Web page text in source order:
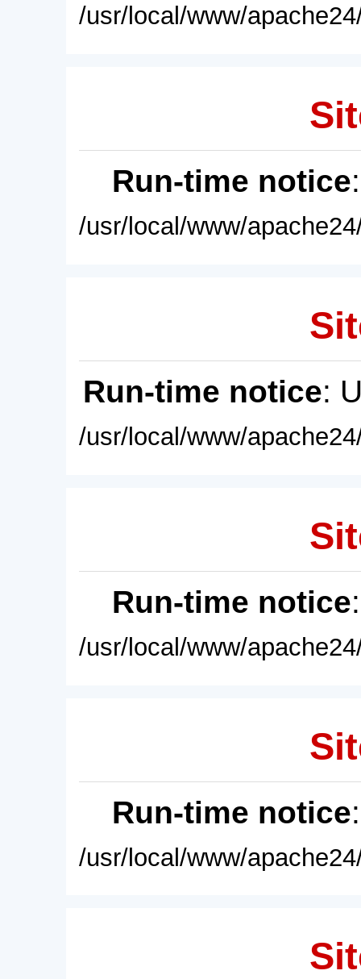
/usr/local/www/
Run-time notice
/usr/local/www/
Run-time notice:
/usr/local/www/
Run-time notice
/usr/local/www/
Run-time notice
/usr/local/www/